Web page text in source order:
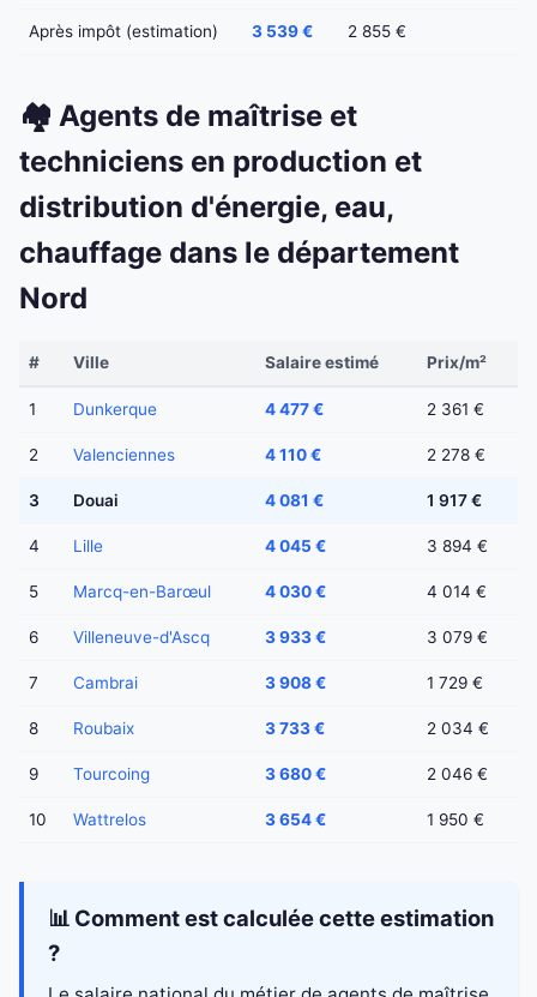
Après impôt (estimation) 3 539 € 2 855 €
🏘️ Agents de maîtrise et
techniciens en production et
distribution d'énergie, eau,
chauffage dans le département
Nord
# Ville Salaire estimé Prix/m²
1 Dunkerque 4 477 € 2 361 €
2 Valenciennes 4 110 € 2 278 €
3 Douai 4 081 € 1 917 €
4 Lille 4 045 € 3 894 €
5 Marcq-en-Barœul 4 030 € 4 014 €
6 Villeneuve-d'Ascq 3 933 € 3 079 €
7 Cambrai 3 908 € 1 729 €
8 Roubaix 3 733 € 2 034 €
9 Tourcoing 3 680 € 2 046 €
10 Wattrelos 3 654 € 1 950 €
📊 Comment est calculée cette estimation
?